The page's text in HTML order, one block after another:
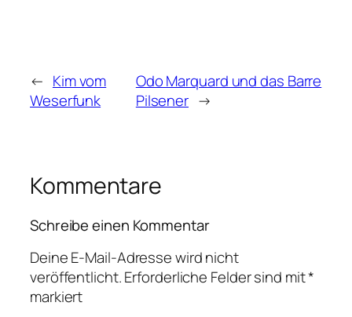
← Kim vom
Weserfunk
Odo Marquard und das Barre
Pilsener →
Kommentare
Schreibe einen Kommentar
Deine E-Mail-Adresse wird nicht
veröffentlicht.Erforderliche Felder sind mit*
markiert